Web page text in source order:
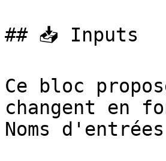
## 📥 Inputs
Ce bloc
changent en
Noms